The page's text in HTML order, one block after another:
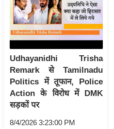
ध
र्म
स्थ
ल
व्र
त
त्यो
हा
र
Udhayanidhi Trisha
Remark से Tamilnadu
Politics में तूफान, Police
Action के विरोध में DMK
सड़कों पर
8/4/2026 3:23:00 PM